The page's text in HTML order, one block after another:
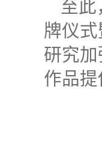
至
牌仪
研究
作品